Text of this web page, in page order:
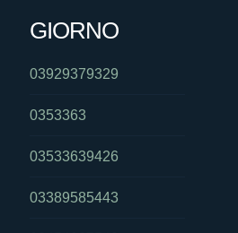
GIORNO
03929379329
0353363
03533639426
03389585443